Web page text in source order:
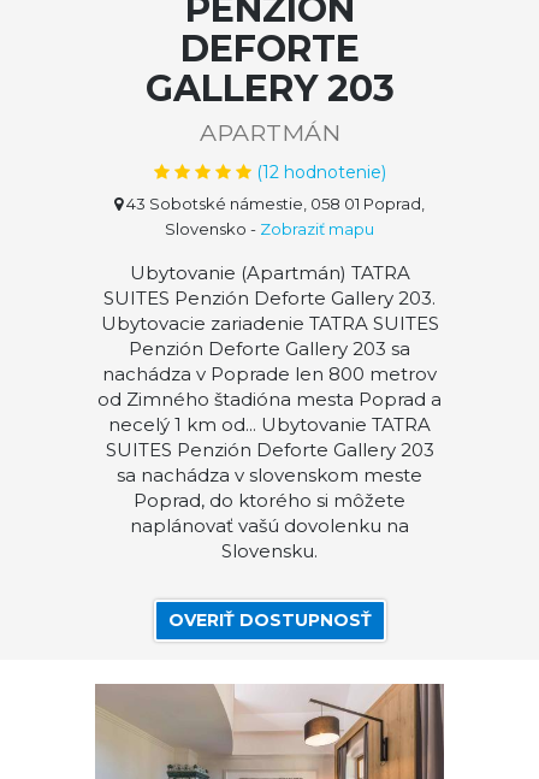
PENZIÓN
DEFORTE
GALLERY 203
APARTMÁN
(12hodnotenie)
43 Sobotské námestie, 058 01 Poprad,
Slovensko - Zobraziť mapu
Ubytovanie (Apartmán) TATRA
SUITES Penzión Deforte Gallery 203.
Ubytovacie zariadenie TATRA SUITES
Penzión Deforte Gallery 203 sa
nachádza v Poprade len 800 metrov
od Zimného štadióna mesta Poprad a
necelý 1 km od... Ubytovanie TATRA
SUITES Penzión Deforte Gallery 203
sa nachádza v slovenskom meste
Poprad, do ktorého si môžete
naplánovať vašú dovolenku na
Slovensku.
OVERIŤ DOSTUPNOSŤ